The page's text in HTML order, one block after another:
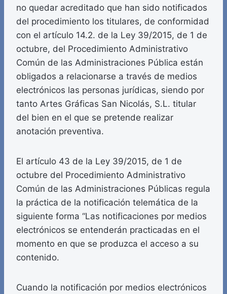
no quedar acreditado que han sido notificados
del procedimiento los titulares, de conformidad
con el artículo 14.2. de la Ley 39/2015, de 1 de
octubre, del Procedimiento Administrativo
Común de las Administraciones Pública están
obligados a relacionarse a través de medios
electrónicos las personas jurídicas, siendo por
tanto Artes Gráficas San Nicolás, S.L. titular
del bien en el que se pretende realizar
anotación preventiva.
El artículo 43 de la Ley 39/2015, de 1 de
octubre del Procedimiento Administrativo
Común de las Administraciones Públicas regula
la práctica de la notificación telemática de la
siguiente forma “Las notificaciones por medios
electrónicos se entenderán practicadas en el
momento en que se produzca el acceso a su
contenido.
Cuando la notificación por medios electrónicos